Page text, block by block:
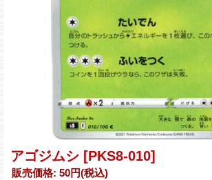
アゴジムシ [PKS8-010]
販売価格: 50円(税込)